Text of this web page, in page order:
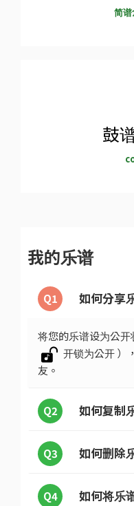
简
鼓
我的乐谱
Q1 如何分享
将您的乐谱设为公开
开锁为公开 ）
友。
Q2 如何复制
Q3 如何删除
Q4 如何将乐